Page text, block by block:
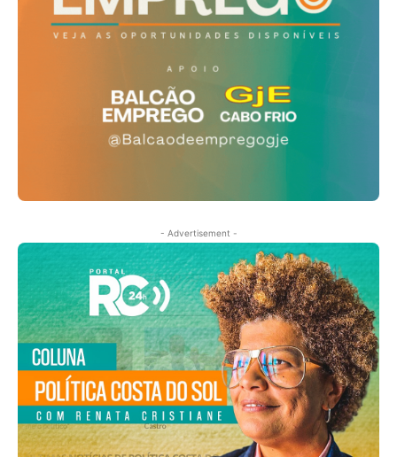
- Advertisement -